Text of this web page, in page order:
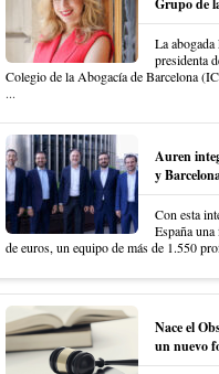
La
presidenta
Colegio de la Abogacía de Barcelona
...
Auren
y
Con esta
España
de euros, un equipo de más de 1.550
Nace el
un nuevo